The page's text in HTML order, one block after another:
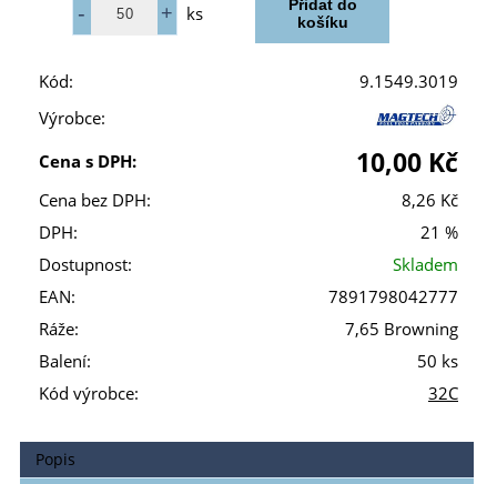
ks
Kód:
9.1549.3019
Výrobce:
Cena s DPH:
10,00 Kč
Cena bez DPH:
8,26 Kč
DPH:
21 %
Dostupnost:
Skladem
EAN:
7891798042777
Ráže:
7,65 Browning
Balení:
50 ks
Kód výrobce:
32C
Popis